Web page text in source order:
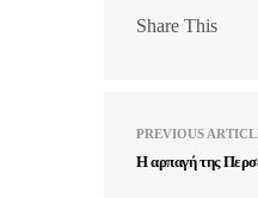
Share This
PREVIOUS
Η αρπαγή της